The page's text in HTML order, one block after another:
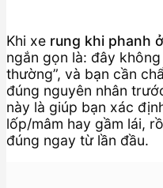
Khi xe rung khi phanh
ngắn gọn là: đây
thường”, và bạn cần
đúng nguyên nhân
này là giúp bạn xác
lốp/mâm hay gầm lái,
đúng ngay từ lần đầu.